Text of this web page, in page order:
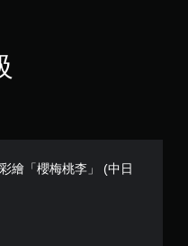
繪「櫻梅桃李」 (中日